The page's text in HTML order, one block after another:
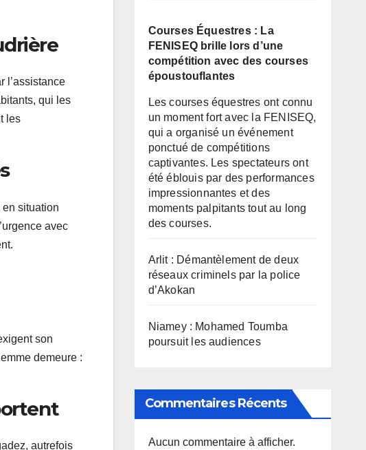
l’assistance
qui les
les
situation
avec
son
demeure :
autrefois
Courses Équestres : La
FENISEQ brille lors d’une
compétition avec des courses
époustouflantes
Les courses équestres ont connu
un moment fort avec la FENISEQ,
qui a organisé un événement
ponctué de compétitions
captivantes. Les spectateurs ont
été éblouis par des performances
impressionnantes et des
moments palpitants tout au long
des courses.
Arlit : Démantèlement de deux
réseaux criminels par la police
d’Akokan
Niamey : Mohamed Toumba
poursuit les audiences
Commentaires Récents
Aucun commentaire à afficher.